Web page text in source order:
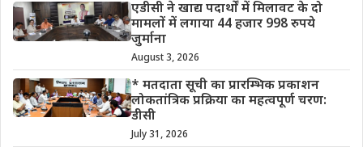
एडीसी ने खाद्य पदार्थों में मिलावट के दो
मामलों में लगाया 44 हजार 998 रुपये
जुर्माना
August 3, 2026
* मतदाता सूची का प्रारम्भिक प्रकाशन
लोकतांत्रिक प्रक्रिया का महत्वपूर्ण चरण:
डीसी
July 31, 2026